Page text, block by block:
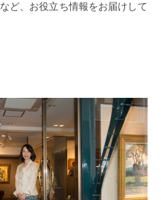
など、お役立ち情報をお届けして